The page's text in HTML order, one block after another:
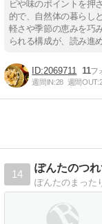
ピや味のポイントを押
的で、自然体の暮らし
軽さや季節の恵みを巧
られる構成が、読み進
2069711 11
週間IN:28 週間OUT:
14
ぽんたのつ
ぽんたのまった